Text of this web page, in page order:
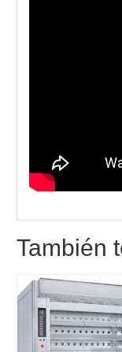
También